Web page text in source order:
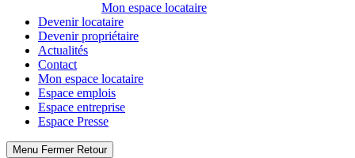
Mon espace locataire
Devenir locataire
Devenir propriétaire
Actualités
Contact
Mon espace locataire
Espace emplois
Espace entreprise
Espace Presse
Menu Fermer Retour